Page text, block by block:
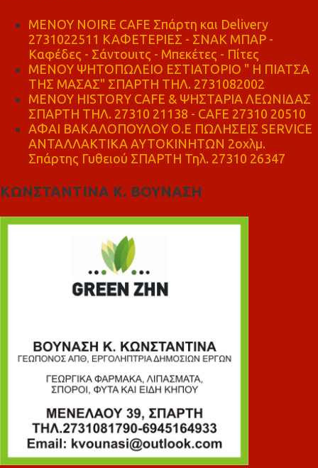
MENOY NOIRE CAFE Σπάρτη και Delivery
2731022511 ΚΑΦΕΤΕΡΙΕΣ - ΣΝΑΚ ΜΠΑΡ -
Καφέδες - Σάντουιτς - Μπεκέτες - Πίτες
ΜΕΝΟΥ ΨΗΤΟΠΩΛΕΙΟ ΕΣΤΙΑΤΟΡΙΟ " Η ΠΙΑΤΣΑ
ΤΗΣ ΜΑΣΑΣ" ΣΠΑΡΤΗ ΤΗΛ. 2731082002
ΜΕΝΟΥ HISTORY CAFE & ΨΗΣΤΑΡΙΑ ΛΕΩΝΙΔΑΣ
ΣΠΑΡΤΗ ΤΗΛ. 27310 21138 - CAFE 27310 20510
ΑΦΑΙ ΒΑΚΑΛΟΠΟΥΛΟΥ Ο.Ε ΠΩΛΗΣΕΙΣ SERVICE
ΑΝΤΑΛΛΑΚΤΙΚΑ ΑΥΤΟΚΙΝΗΤΩΝ 2οχλμ.
Σπάρτης Γυθειού ΣΠΑΡΤΗ Τηλ. 27310 26347
ΚΩΝΣΤΑΝΤΙΝΑ Κ. ΒΟΥΝΑΣΗ